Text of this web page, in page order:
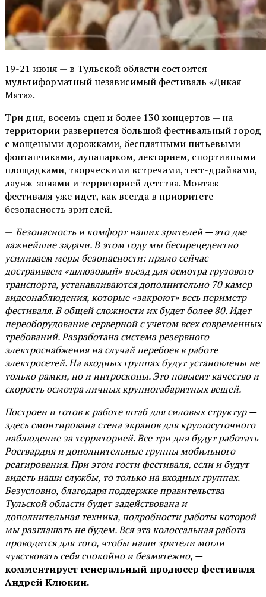
19-21 июня — в Тульской области состоится
мультиформатный независимый фестиваль «Дикая
Мята».
Три дня, восемь сцен и более 130 концертов — на
территории развернется большой фестивальный город
с мощеными дорожками, бесплатными питьевыми
фонтанчиками, лунапарком, лекторием, спортивными
площадками, творческими встречами, тест-драйвами,
лаунж-зонами и территорией детства. Монтаж
фестиваля уже идет, как всегда в приоритете
безопасность зрителей.
— Безопасность и комфорт наших зрителей — это две
важнейшие задачи. В этом году мы беспрецедентно
усиливаем меры безопасности: прямо сейчас
достраиваем «шлюзовый» въезд для осмотра грузового
транспорта, устанавливаются дополнительно 70 камер
видеонаблюдения, которые «закроют» весь периметр
фестиваля. В общей сложности их будет более 80. Идет
переоборудование серверной с учетом всех современных
требований. Разработана система резервного
электроснабжения на случай перебоев в работе
электросетей. На входных группах будут установлены не
только рамки, но и интроскопы. Это повысит качество и
скорость осмотра личных крупногабаритных вещей.
Построен и готов к работе штаб для силовых структур —
здесь смонтирована стена экранов для круглосуточного
наблюдение за территорией. Все три дня будут работать
Росгвардия и дополнительные группы мобильного
реагирования. При этом гости фестиваля, если и будут
видеть наши службы, то только на входных группах.
Безусловно, благодаря поддержке правительства
Тульской области будет задействована и
дополнительная техника, подробности работы которой
мы разглашать не будем. Вся эта колоссальная работа
проводится для того, чтобы наши зрители могли
чувствовать себя спокойно и безмятежно, —
комментирует генеральный продюсер фестиваля
Андрей Клюкин.